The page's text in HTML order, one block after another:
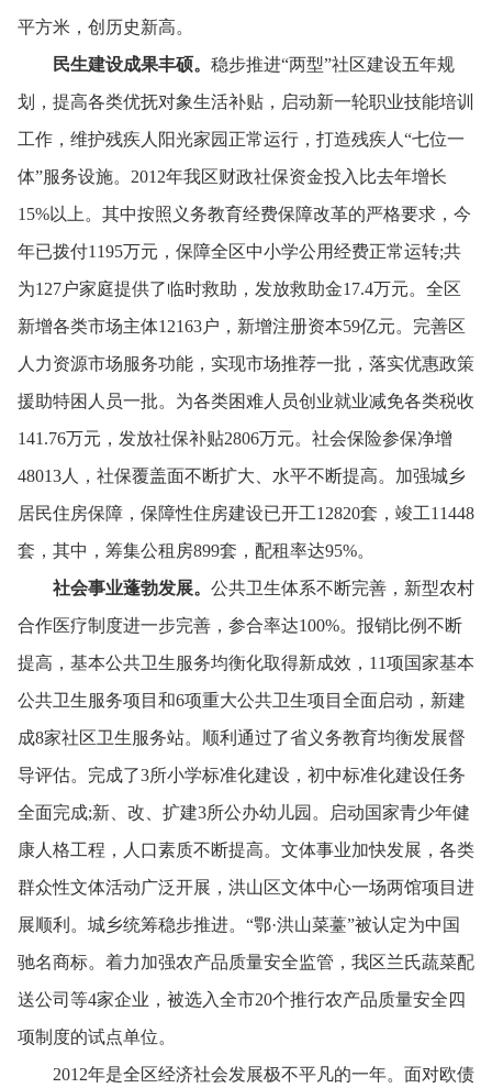
平方米， 创历史新高。
民生建设成果丰硕。 稳步推进“两型”社区建设五年规
划， 提高各类优抚对象生活补贴， 启动新一轮职业技能培训
工作， 维护残疾人阳光家园正常运行， 打造残疾人“七位一
体”服务设施。 2012年我区财政社保资金投入比去年增长
15%以上。 其中按照义务教育经费保障改革的严格要求， 今
年已拨付1195万元， 保障全区中小学公用经费正常运转;共
为127户家庭提供了临时救助， 发放救助金17.4万元。 全区
新增各类市场主体12163户， 新增注册资本59亿元。 完善区
人力资源市场服务功能， 实现市场推荐一批， 落实优惠政策
援助特困人员一批。 为各类困难人员创业就业减免各类税收
141.76万元， 发放社保补贴2806万元。 社会保险参保净增
48013人， 社保覆盖面不断扩大、 水平不断提高。 加强城乡
居民住房保障， 保障性住房建设已开工12820套， 竣工11448
套， 其中， 筹集公租房899套， 配租率达95%。
社会事业蓬勃发展。 公共卫生体系不断完善， 新型农村
合作医疗制度进一步完善， 参合率达100%。 报销比例不断
提高， 基本公共卫生服务均衡化取得新成效， 11项国家基本
公共卫生服务项目和6项重大公共卫生项目全面启动， 新建
成8家社区卫生服务站。 顺利通过了省义务教育均衡发展督
导评估。 完成了3所小学标准化建设， 初中标准化建设任务
全面完成;新、 改、 扩建3所公办幼儿园。
启动国家青少年健
康人格工程，
人口素质不断提高。 文体事业加快发展， 各类
群众性文体活动广泛开展， 洪山区文体中心一场两馆项目进
展顺利。 城乡统筹稳步推进。 “鄂·洪山菜薹”被认定为中国
驰名商标。 着力加强农产品质量安全监管， 我区兰氏蔬菜配
送公司等4家企业， 被选入全市20个推行农产品质量安全四
项制度的试点单位。
2012年是全区经济社会发展极不平凡的一年。 面对欧债